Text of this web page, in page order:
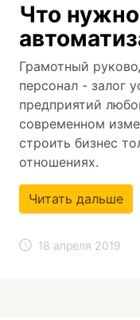
Что
Грамотный
персонал - залог
предприятий
современном
строить бизнес
отношениях.
Читать дальше
18 апреля 2019